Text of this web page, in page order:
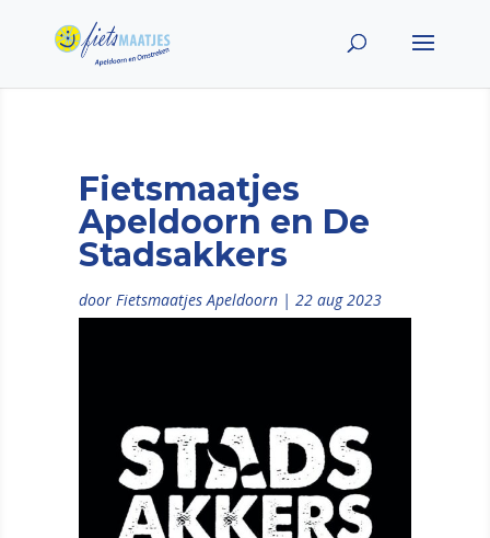
Fietsmaatjes
Apeldoorn en De
Stadsakkers
door Fietsmaatjes Apeldoorn| 22 aug 2023